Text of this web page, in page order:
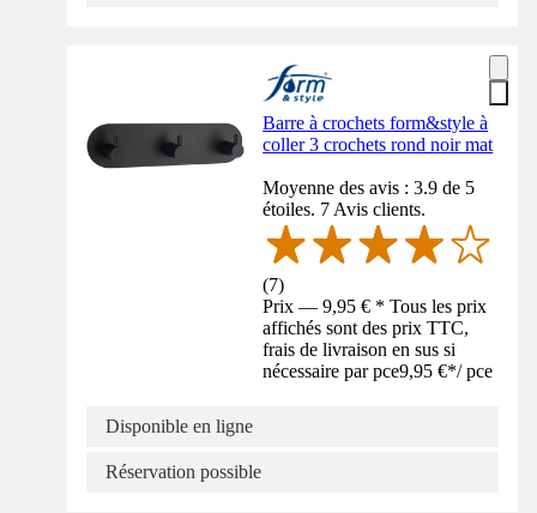
Barre à crochets form&style à
coller 3 crochets rond noir mat
Moyenne des avis : 3.9 de 5
étoiles. 7 Avis clients.
(7)
Prix — 9,95 € * Tous les prix
affichés sont des prix TTC,
frais de livraison en sus si
nécessaire par pce9,95 €*/ pce
Disponible en ligne
Réservation possible